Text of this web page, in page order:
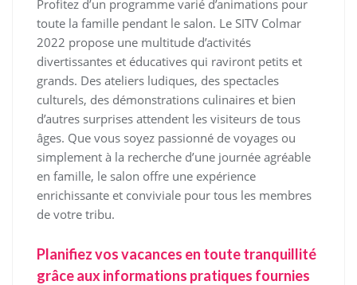
Profitez d’un programme varié d’animations pour
toute la famille pendant le salon. Le SITV Colmar
2022 propose une multitude d’activités
divertissantes et éducatives qui raviront petits et
grands. Des ateliers ludiques, des spectacles
culturels, des démonstrations culinaires et bien
d’autres surprises attendent les visiteurs de tous
âges. Que vous soyez passionné de voyages ou
simplement à la recherche d’une journée agréable
en famille, le salon offre une expérience
enrichissante et conviviale pour tous les membres
de votre tribu.
Planifiez vos vacances en toute tranquillité
grâce aux informations pratiques fournies